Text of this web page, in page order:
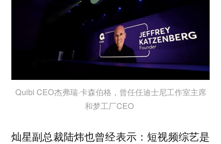
Quibi CEO杰弗瑞·卡森伯格，曾任任迪士尼工作室主席
和梦工厂CEO
灿星副总裁陆炜也曾经表示：短视频综艺是